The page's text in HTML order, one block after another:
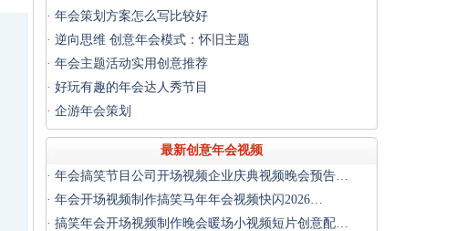
· 年会策划方案怎么写比较好
· 逆向思维 创意年会模式：怀旧主题
· 年会主题活动实用创意推荐
· 好玩有趣的年会达人秀节目
· 企游年会策划
最新创意年会视频
· 年会搞笑节目公司开场视频企业庆典视频晚会预告…
· 年会开场视频制作搞笑马年年会视频快闪2026…
· 搞笑年会开场视频制作晚会暖场小视频短片创意配…